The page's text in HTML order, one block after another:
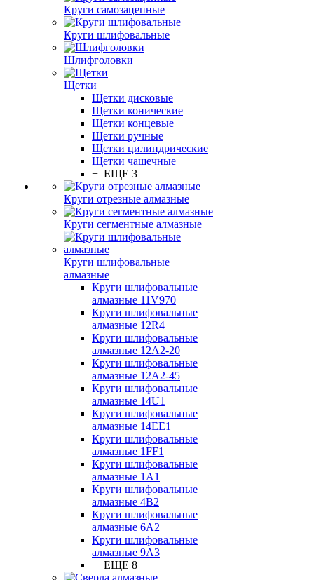
Круги самозацепные
Круги шлифовальные
Шлифголовки
Щетки
Щетки дисковые
Щетки конические
Щетки концевые
Щетки ручные
Щетки цилиндрические
Щетки чашечные
+ ЕЩЕ 3
Круги отрезные алмазные
Круги сегментные алмазные
Круги шлифовальные
алмазные
Круги шлифовальные
алмазные 11V970
Круги шлифовальные
алмазные 12R4
Круги шлифовальные
алмазные 12А2-20
Круги шлифовальные
алмазные 12А2-45
Круги шлифовальные
алмазные 14U1
Круги шлифовальные
алмазные 14ЕЕ1
Круги шлифовальные
алмазные 1FF1
Круги шлифовальные
алмазные 1А1
Круги шлифовальные
алмазные 4В2
Круги шлифовальные
алмазные 6A2
Круги шлифовальные
алмазные 9А3
+ ЕЩЕ 8